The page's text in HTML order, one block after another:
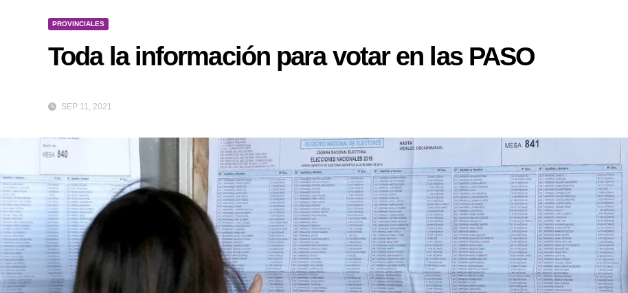
PROVINCIALES
Toda la información para votar en las PASO
SEP 11, 2021